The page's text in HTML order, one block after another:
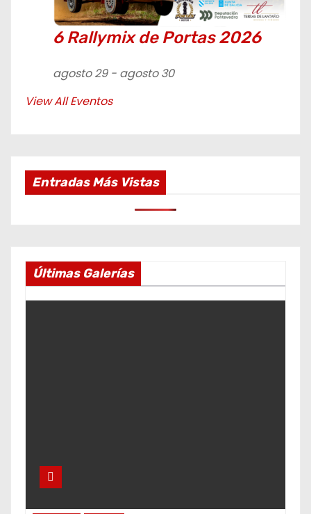
6 Rallymix de Portas 2026
agosto 29- agosto 30
View All Eventos
Entradas Más Vistas
Últimas Galerías